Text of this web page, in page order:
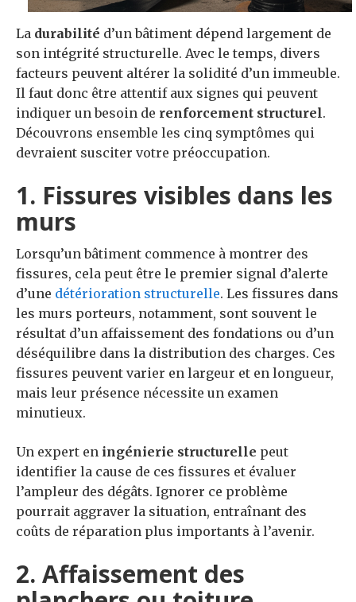
La durabilité d’un bâtiment dépend largement de
son intégrité structurelle. Avec le temps, divers
facteurs peuvent altérer la solidité d’un immeuble.
Il faut donc être attentif aux signes qui peuvent
indiquer un besoin de renforcement structurel.
Découvrons ensemble les cinq symptômes qui
devraient susciter votre préoccupation.
1. Fissures visibles dans les
murs
Lorsqu’un bâtiment commence à montrer des
fissures, cela peut être le premier signal d’alerte
d’une détérioration structurelle. Les fissures dans
les murs porteurs, notamment, sont souvent le
résultat d’un affaissement des fondations ou d’un
déséquilibre dans la distribution des charges. Ces
fissures peuvent varier en largeur et en longueur,
mais leur présence nécessite un examen
minutieux.
Un expert en ingénierie structurelle peut
identifier la cause de ces fissures et évaluer
l’ampleur des dégâts. Ignorer ce problème
pourrait aggraver la situation, entraînant des
coûts de réparation plus importants à l’avenir.
2. Affaissement des